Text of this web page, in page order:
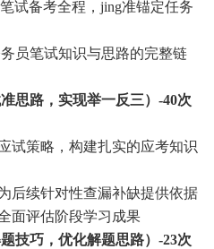
试备考全程，jing准锚定任务
员笔试知识与思路的完整链
思路，实现举一反三）-40次
试策略，构建扎实的应考知识
后续针对性查漏补缺提供依据
面评估阶段学习成果
技巧，优化解题思路）-23次